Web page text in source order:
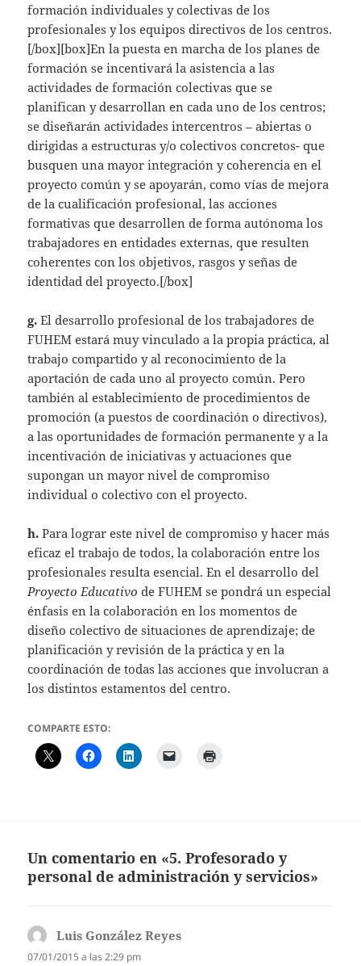
formación individuales y colectivas de los
profesionales y los equipos directivos de los centros.
[/box][box]En la puesta en marcha de los planes de
formación se incentivará la asistencia a las
actividades de formación colectivas que se
planifican y desarrollan en cada uno de los centros;
se diseñarán actividades intercentros – abiertas o
dirigidas a estructuras y/o colectivos concretos- que
busquen una mayor integración y coherencia en el
proyecto común y se apoyarán, como vías de mejora
de la cualificación profesional, las acciones
formativas que desarrollen de forma autónoma los
trabajadores en entidades externas, que resulten
coherentes con los objetivos, rasgos y señas de
identidad del proyecto.[/box]
g.El desarrollo profesional de los trabajadores de
FUHEM estará muy vinculado a la propia práctica, al
trabajo compartido y al reconocimiento de la
aportación de cada uno al proyecto común. Pero
también al establecimiento de procedimientos de
promoción (a puestos de coordinación o directivos),
a las oportunidades de formación permanente y a la
incentivación de iniciativas y actuaciones que
supongan un mayor nivel de compromiso
individual o colectivo con el proyecto.
h.Para lograr este nivel de compromiso y hacer más
eficaz el trabajo de todos, la colaboración entre los
profesionales resulta esencial. En el desarrollo del
Proyecto Educativo de FUHEM se pondrá un especial
énfasis en la colaboración en los momentos de
diseño colectivo de situaciones de aprendizaje; de
planificación y revisión de la práctica y en la
coordinación de todas las acciones que involucran a
los distintos estamentos del centro.
COMPARTE ESTO:
Un comentario en «5. Profesorado y
personal de administración y servicios»
Luis González Reyes
07/01/2015 a las 2:29 pm